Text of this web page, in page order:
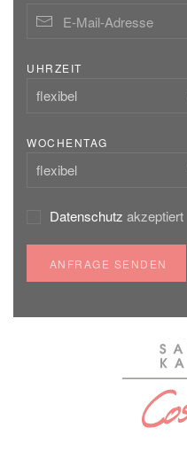
UHRZEIT
WOCHENTAG
Datenschutz akzeptiert
ANFRAGE SENDEN